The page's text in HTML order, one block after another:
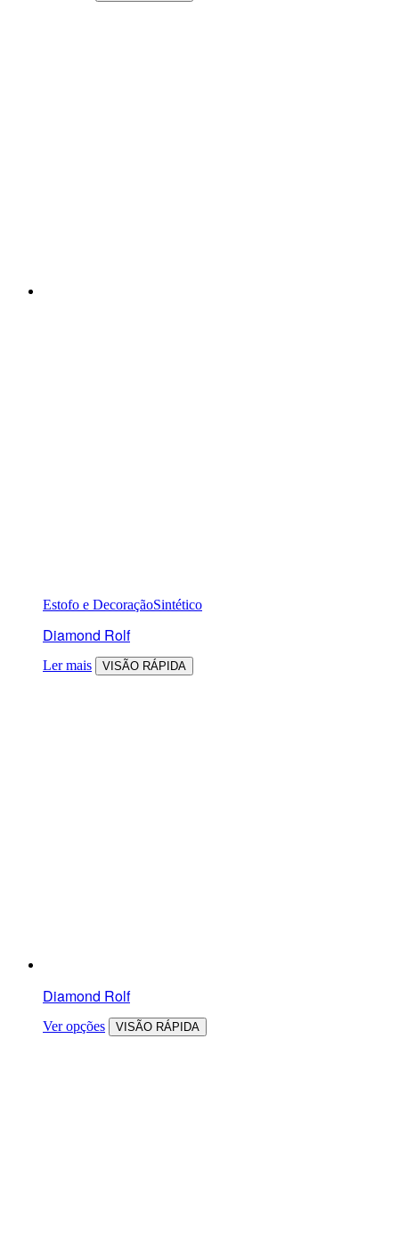
Estofo e DecoraçãoSintético
Diamond Rolf
Ler mais VISÃO RÁPIDA
Diamond Rolf
Ver opções VISÃO RÁPIDA